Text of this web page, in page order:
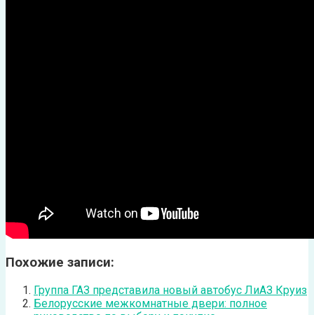
Похожие записи:
Группа ГАЗ представила новый автобус ЛиАЗ Круиз
Белорусские межкомнатные двери: полное